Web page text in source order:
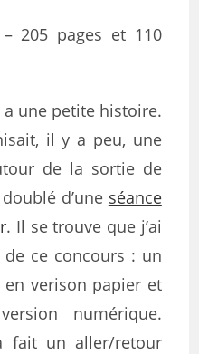
205 pages et 110
une petite histoire.
il y a peu, une
de la sortie de
doublé d’une séance
. Il se trouve que j’ai
ce concours : un
verison papier et
numérique.
fait un aller/retour